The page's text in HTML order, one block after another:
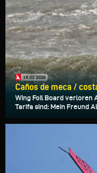
14.02.2026
Caños de meca /
Wing Foil Board verloren
Tarifa sind: Mein Freund